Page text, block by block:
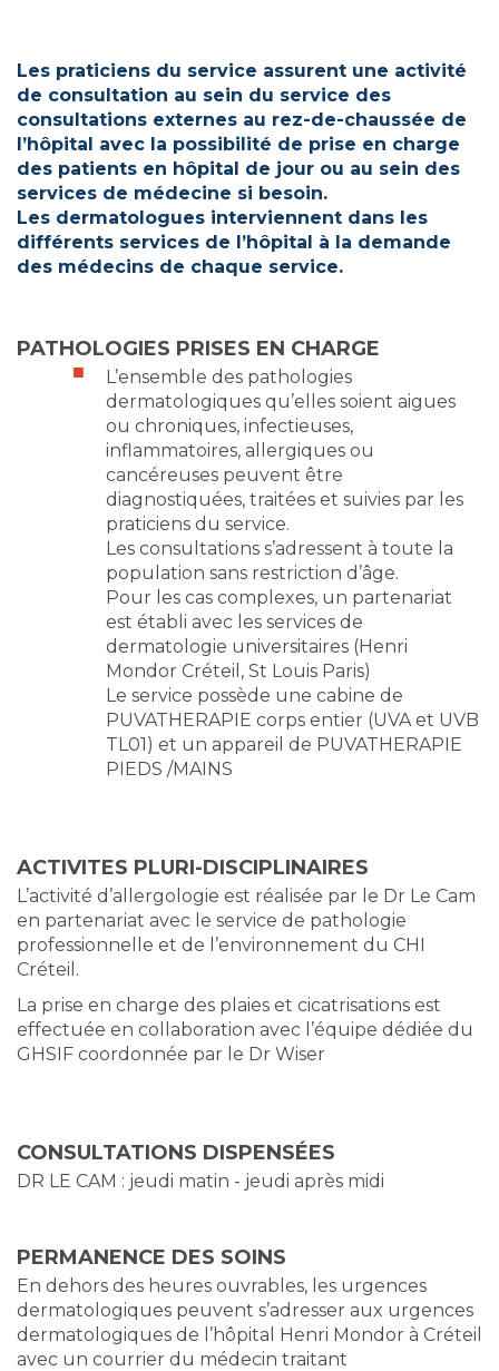
Les praticiens du service assurent une activité
de consultation au sein du service des
consultations externes au rez-de-chaussée de
l’hôpital avec la possibilité de prise en charge
des patients en hôpital de jour ou au sein des
services de médecine si besoin.
Les dermatologues interviennent dans les
différents services de l’hôpital à la demande
des médecins de chaque service.
PATHOLOGIES PRISES EN CHARGE
L’ensemble des pathologies
dermatologiques qu’elles soient aigues
ou chroniques, infectieuses,
inflammatoires, allergiques ou
cancéreuses peuvent être
diagnostiquées, traitées et suivies par les
praticiens du service.
Les consultations s’adressent à toute la
population sans restriction d’âge.
Pour les cas complexes, un partenariat
est établi avec les services de
dermatologie universitaires (Henri
Mondor Créteil, St Louis Paris)
Le service possède une cabine de
PUVATHERAPIE corps entier (UVA et UVB
TL01) et un appareil de PUVATHERAPIE
PIEDS /MAINS
ACTIVITES PLURI-DISCIPLINAIRES
L’activité d’allergologie est réalisée par le Dr Le Cam
en partenariat avec le service de pathologie
professionnelle et de l’environnement du CHI
Créteil.
La prise en charge des plaies et cicatrisations est
effectuée en collaboration avec l’équipe dédiée du
GHSIF coordonnée par le Dr Wiser
CONSULTATIONS DISPENSÉES
DR LE CAM : jeudi matin - jeudi après midi
PERMANENCE DES SOINS
En dehors des heures ouvrables, les urgences
dermatologiques peuvent s’adresser aux urgences
dermatologiques de l’hôpital Henri Mondor à Créteil
avec un courrier du médecin traitant